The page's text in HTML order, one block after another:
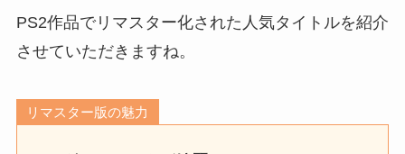
PS2作品でリマスター化された人気タイトルを紹介
させていただきますね。
リマスター版の魅力